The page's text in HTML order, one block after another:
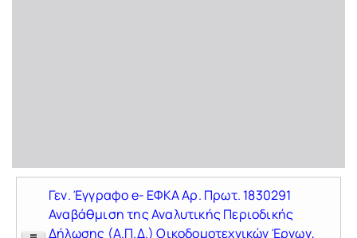
Γεν. Έγγραφο e- ΕΦΚΑ Αρ. Πρωτ. 1830291
Αναβάθμιση της Αναλυτικής Περιοδικής
Δήλωσης (Α.Π.Δ.) Οικοδομοτεχνικών Έργων,